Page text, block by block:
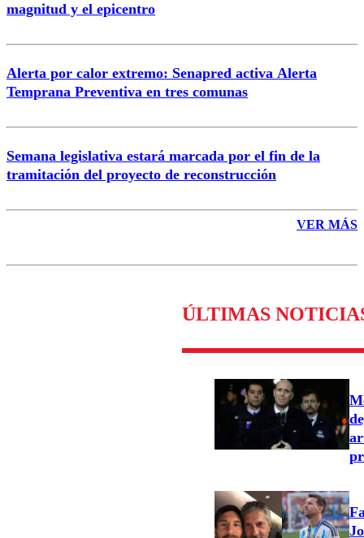
magnitud y el epicentro
Alerta por calor extremo: Senapred activa Alerta
Temprana Preventiva en tres comunas
Semana legislativa estará marcada por el fin de la
tramitación del proyecto de reconstrucción
VER MÁS
ÚLTIMAS